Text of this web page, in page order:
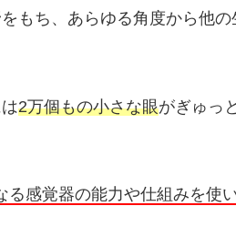
もち、あらゆる角度から他の
2万個もの小さな眼がぎゅっ
る感覚器の能力や仕組みを使